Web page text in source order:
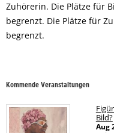
Zuhörerin. Die Plätze für
begrenzt. Die Plätze für
begrenzt.
Kommende Veranstaltungen
Bild?
Aug